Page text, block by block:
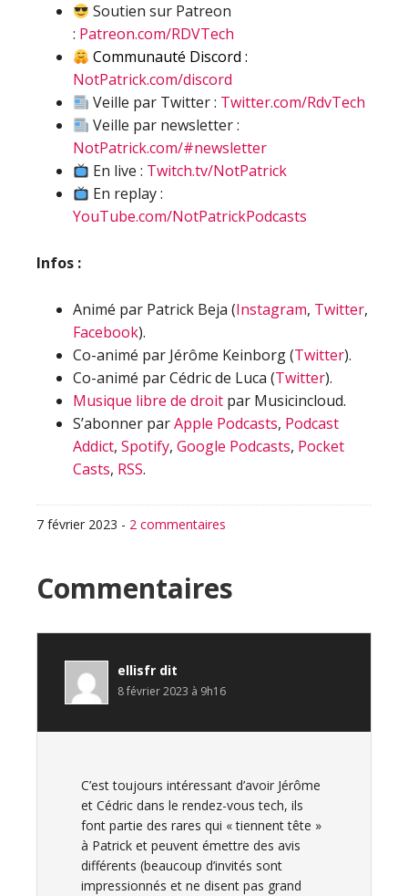
Soutien sur Patreon
: Patreon.com/RDVTech
Communauté Discord :
NotPatrick.com/discord
Veille par Twitter : Twitter.com/RdvTech
Veille par newsletter :
NotPatrick.com/#newsletter
En live : Twitch.tv/NotPatrick
En replay :
YouTube.com/NotPatrickPodcasts
Infos :
Animé par Patrick Beja (Instagram, Twitter,
Facebook).
Co-animé par Jérôme Keinborg (Twitter).
Co-animé par Cédric de Luca (Twitter).
Musique libre de droit par Musicincloud.
S’abonner parApple Podcasts, Podcast
Addict, Spotify, Google Podcasts, Pocket
Casts, RSS.
7 février 2023 - 2 commentaires
Interactions
du
lecteur
Commentaires
ellisfr dit
8 février 2023 à 9h16
C’est toujours intéressant d’avoir Jérôme
et Cédric dans le rendez-vous tech, ils
font partie des rares qui « tiennent tête »
à Patrick et peuvent émettre des avis
différents (beaucoup d’invités sont
impressionnés et ne disent pas grand